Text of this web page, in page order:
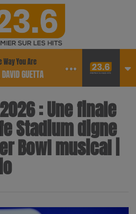
Way You Are
GUETTA
: Une finale
Stadium digne
Bowl musical |